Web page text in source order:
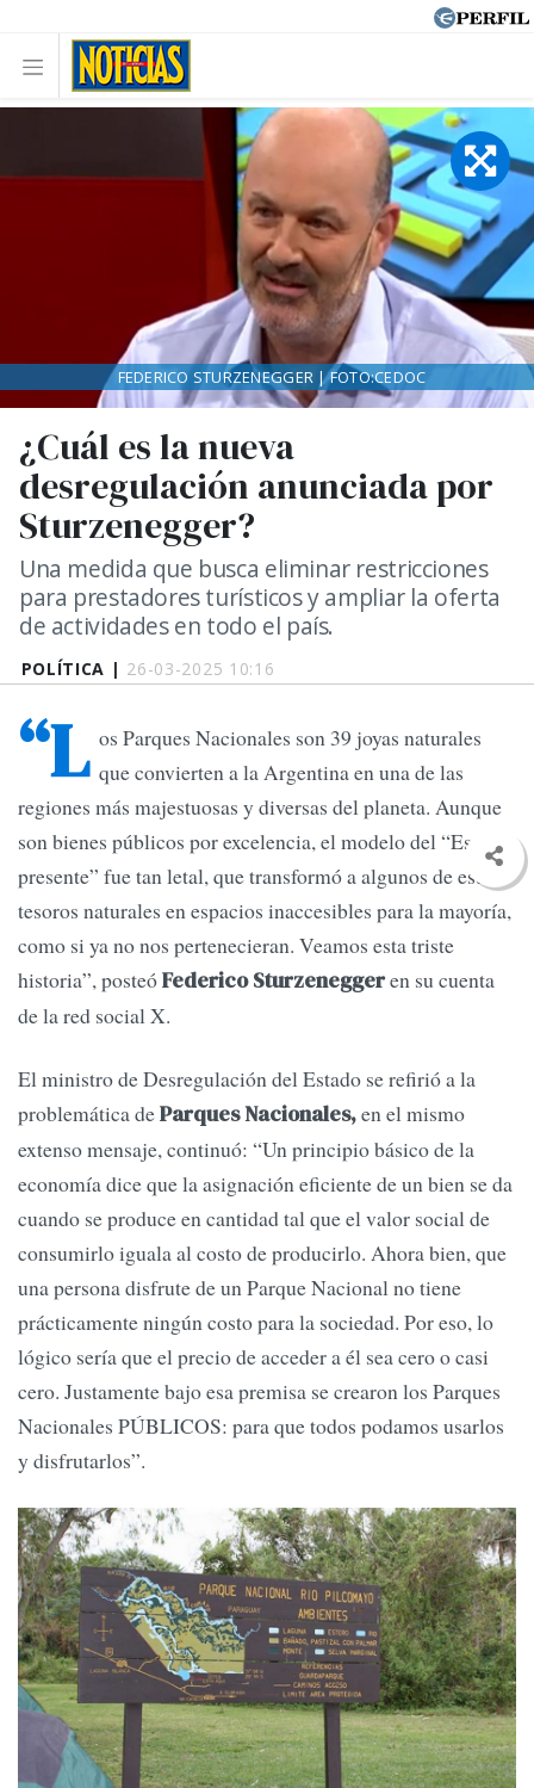
POLÍTICA | 26-03-2025 10:16
¿Cuál es la nueva
desregulación anunciada por
Sturzenegger?
Una medida que busca eliminar restricciones
para prestadores turísticos y ampliar la oferta
de actividades en todo el país.
FEDERICO STURZENEGGER | FOTO:CEDOC
“L os Parques Nacionales son 39 joyas naturales
que convierten a la Argentina en una de las
regiones más majestuosas y diversas del planeta. Aunque
son bienes públicos por excelencia, el modelo del “Estado
presente” fue tan letal, que transformó a algunos de estos
tesoros naturales en espacios inaccesibles para la mayoría,
como si ya no nos pertenecieran. Veamos esta triste
historia”, posteóFederico Sturzeneggeren su cuenta
de la red social X.
El ministro de Desregulación del Estado se refirió a la
problemática deParques Nacionales,en el mismo
extenso mensaje, continuó: “Un principio básico de la
economía dice que la asignación eficiente de un bien se da
cuando se produce en cantidad tal que el valor social de
consumirlo iguala al costo de producirlo. Ahora bien, que
una persona disfrute de un Parque Nacional no tiene
prácticamente ningún costo para la sociedad. Por eso, lo
lógico sería que el precio de acceder a él sea cero o casi
cero. Justamente bajo esa premisa se crearon los Parques
Nacionales PÚBLICOS: para que todos podamos usarlos
y disfrutarlos”.